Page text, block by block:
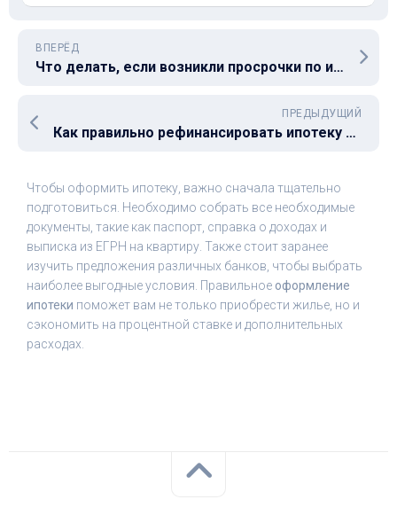
ВПЕРЁД
Что делать, если возникли просрочки по ипотеке?
ПРЕДЫДУЩИЙ
Как правильно рефинансировать ипотеку в другом банке?
Чтобы оформить ипотеку, важно сначала тщательно
подготовиться. Необходимо собрать все необходимые
документы, такие как паспорт, справка о доходах и
выписка из ЕГРН на квартиру. Также стоит заранее
изучить предложения различных банков, чтобы выбрать
наиболее выгодные условия. Правильное оформление
ипотеки поможет вам не только приобрести жилье, но и
сэкономить на процентной ставке и дополнительных
расходах.